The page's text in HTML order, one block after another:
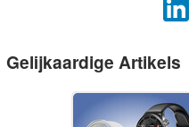
Gelijkaardige Artikels